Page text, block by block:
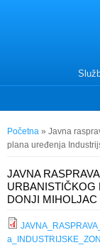
Vi ste ovdje
Početna » Javna
plana uređenja
JAVNA
URBANISTIČKOG
DONJI MIHOLJAC